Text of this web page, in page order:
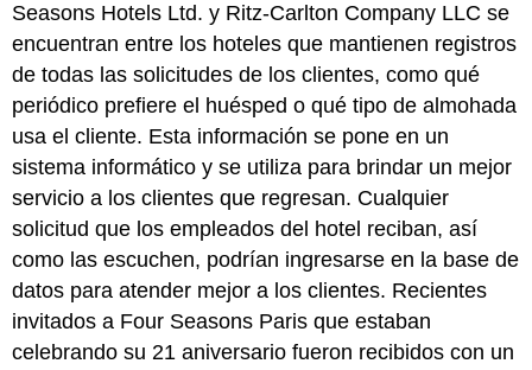
Seasons Hotels Ltd. y Ritz-Carlton Company LLC se
encuentran entre los hoteles que mantienen registros
de todas las solicitudes de los clientes, como qué
periódico prefiere el huésped o qué tipo de almohada
usa el cliente. Esta información se pone en un
sistema informático y se utiliza para brindar un mejor
servicio a los clientes que regresan. Cualquier
solicitud que los empleados del hotel reciban, así
como las escuchen, podrían ingresarse en la base de
datos para atender mejor a los clientes. Recientes
invitados a Four Seasons Paris que estaban
celebrando su 21 aniversario fueron recibidos con un